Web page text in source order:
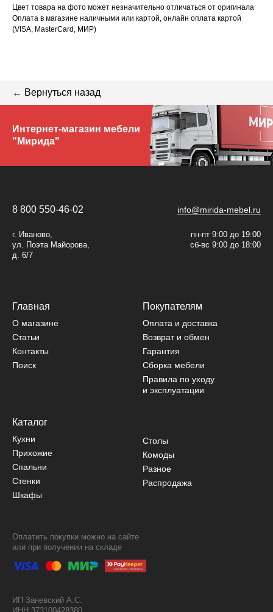
Цвет товара на фото может незначительно отличаться от оригинала
Оплата в магазине наличными или картой, онлайн оплата картой
(VISA, MasterCard, МИР)
← Вернуться назад
Интернет-магазин мебели
"Мирида"
Главная
info@mirida-mebel.ru
г. Иваново,
ул. Поэта Майорова,
д. 6/7
О магазине
пн-пт 9:00 до 19:00
сб-вс 9:00 до 18:00
8 800 550-46-02
Статьи
Контакты
Поиск
Покупателям
Оплата и доставка
Возврат и обмен
Гарантия
Сборка мебели
Каталог
Кухни
Прихожие
Спальни
Стенки
Шкафы
Столы
Комоды
Разное
Распродажа
Оплатить покупки можно на сайте
или при получении на складе
ИП Заневский А.С.
Правила по уходу
и эксплуатации